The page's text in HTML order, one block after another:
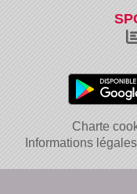
Charte
Informations légales